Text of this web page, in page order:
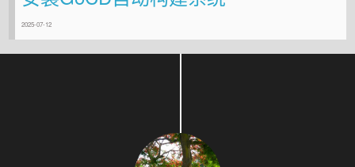
2025-07-12